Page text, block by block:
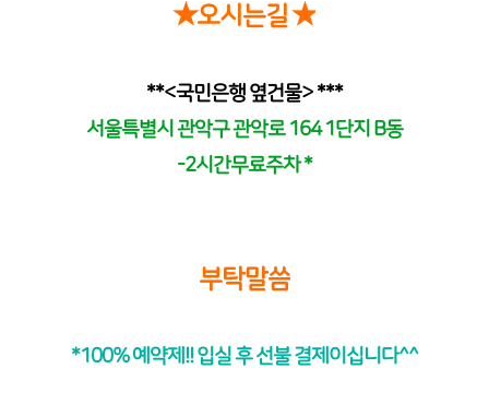
★오시는길 ★
**<국민은행 옆건물> ***
서울특별시 관악구 관악로 164 1단지 B동
-2시간무료주차 *
부탁말씀
*100% 예약제!! 입실 후 선불 결제이십니다^^